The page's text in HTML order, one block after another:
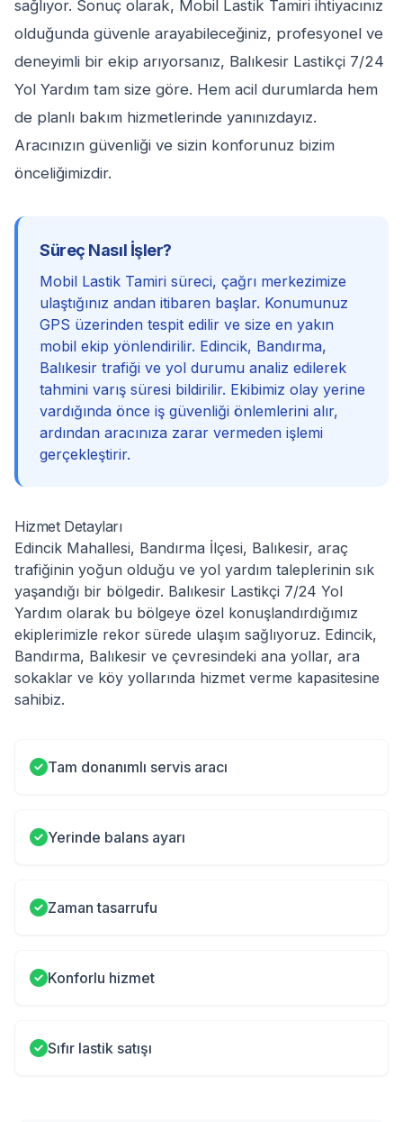
sağlıyor. Sonuç olarak, Mobil Lastik Tamiri ihtiyacınız
olduğunda güvenle arayabileceğiniz, profesyonel ve
deneyimli bir ekip arıyorsanız, Balıkesir Lastikçi 7/24
Yol Yardım tam size göre. Hem acil durumlarda hem
de planlı bakım hizmetlerinde yanınızdayız.
Aracınızın güvenliği ve sizin konforunuz bizim
önceliğimizdir.
Süreç Nasıl İşler?
Mobil Lastik Tamiri süreci, çağrı merkezimize
ulaştığınız andan itibaren başlar. Konumunuz
GPS üzerinden tespit edilir ve size en yakın
mobil ekip yönlendirilir. Edincik, Bandırma,
Balıkesir trafiği ve yol durumu analiz edilerek
tahmini varış süresi bildirilir. Ekibimiz olay yerine
vardığında önce iş güvenliği önlemlerini alır,
ardından aracınıza zarar vermeden işlemi
gerçekleştirir.
Hizmet Detayları
Edincik Mahallesi, Bandırma İlçesi, Balıkesir, araç
trafiğinin yoğun olduğu ve yol yardım taleplerinin sık
yaşandığı bir bölgedir. Balıkesir Lastikçi 7/24 Yol
Yardım olarak bu bölgeye özel konuşlandırdığımız
ekiplerimizle rekor sürede ulaşım sağlıyoruz. Edincik,
Bandırma, Balıkesir ve çevresindeki ana yollar, ara
sokaklar ve köy yollarında hizmet verme kapasitesine
sahibiz.
Tam donanımlı servis aracı
Yerinde balans ayarı
Zaman tasarrufu
Konforlu hizmet
Sıfır lastik satışı